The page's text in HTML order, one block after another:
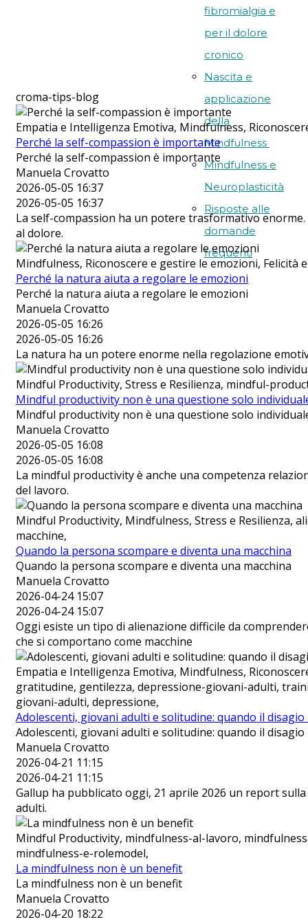
fibromialgia e
per il dolore
cronico
Nascita e
applicazione
della
Mindfulness
Mindfulness e
Neuroplasticità
Risposte alle
domande
frequenti
croma-tips-blog
Empatia e Intelligenza Emotiva, Mindfulness,
Perché la self-compassion è importante
Perché la self-compassion è importante
Manuela Crovatto
2026-05-05 16:37
2026-05-05 16:37
La self-compassion ha un potere trasformativo
al dolore.
Mindfulness, Riconoscere e gestire le emozioni,
Perché la natura aiuta a regolare le emozioni
Perché la natura aiuta a regolare le emozioni
Manuela Crovatto
2026-05-05 16:26
2026-05-05 16:26
La natura ha un potere enorme nella regolazione
Mindful Productivity, Stress e Resilienza, mindful-
Mindful productivity non è una questione solo
Mindful productivity non è una questione solo
Manuela Crovatto
2026-05-05 16:08
2026-05-05 16:08
La mindful productivity è anche una competenza
del lavoro.
Mindful Productivity, Mindfulness, Stress e Resilienza,
macchine,
Quando la persona scompare e diventa una macchina
Quando la persona scompare e diventa una macchina
Manuela Crovatto
2026-04-24 15:07
2026-04-24 15:07
Oggi esiste un tipo di alienazione difficile da
che si comportano come macchine
Empatia e Intelligenza Emotiva, Mindfulness,
gratitudine, gentilezza, depressione-giovani-adulti,
giovani-adulti, depressione,
Adolescenti, giovani adulti e solitudine: quando il
Adolescenti, giovani adulti e solitudine: quando il
Manuela Crovatto
2026-04-21 11:15
2026-04-21 11:15
Gallup ha pubblicato oggi, 21 aprile 2026 un report
adulti.
Mindful Productivity, mindfulness-al-lavoro,
mindfulness-e-rolemodel,
La mindfulness non è un benefit
La mindfulness non è un benefit
Manuela Crovatto
2026-04-20 18:22